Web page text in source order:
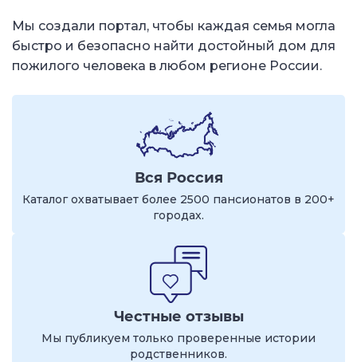
Мы создали портал, чтобы каждая семья могла
быстро и безопасно найти достойный дом для
пожилого человека в любом регионе России.
Вся Россия
Каталог охватывает более 2500 пансионатов в 200+
городах.
Честные отзывы
Мы публикуем только проверенные истории
родственников.